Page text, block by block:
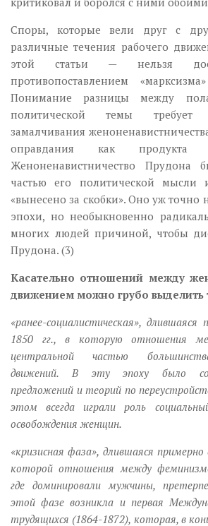
Споры, которые вели друг с
различные течения рабочего
этой статьи — нельзя
противопоставлением
Понимание разницы между
политической темы
замалчивания
оправдания как продукта
Женоненавистничество Прудона
частью его политической
«вынесено за скобки». Оно уж точно
эпохи, но необыкновенно
многих людей причиной, чтобы
Прудона. (3)
Касательно отношений между
движением можно грубо выделить
«ранее-социалистическая»,
1850 гг., в которую отношения
центральной частью
движений. В эту эпоху было
предложений и теорий по
этом всегда играли роль
освобождения женщин.
«кризисная фаза», длившаяся
которой отношения между
где доминировали мужчины,
этой фазе возникла и первая
трудящихся (1864-1872), которая, в